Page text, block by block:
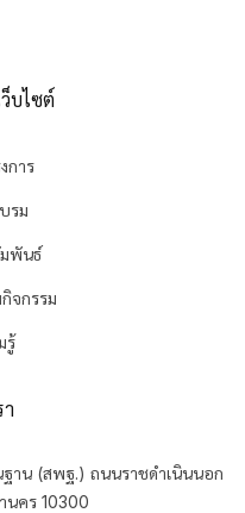
บไซต์
การ
รม
พันธ์
จกรรม
รู้
าน (สพฐ.) ถนนราชดำเนินนอก
นคร 10300